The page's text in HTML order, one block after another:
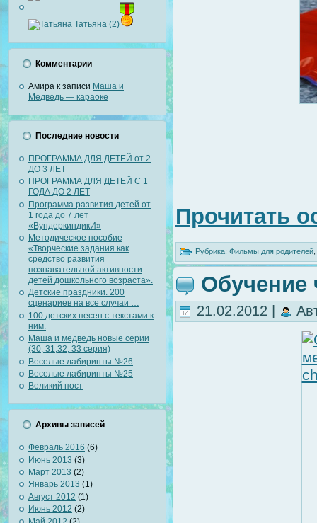
Татьяна (2)
Комментарии
Амира к записи Маша и
Медведь — караоке
Последние новости
ПРОГРАММА ДЛЯ ДЕТЕЙ от 2
ДО 3 ЛЕТ
ПРОГРАММА ДЛЯ ДЕТЕЙ С 1
ГОДА ДО 2 ЛЕТ
Программа развития детей от
1 года до 7 лет
«ВундеркиндикИ»
Методическое пособие
«Творческие задания как
средство развития
познавательной активности
детей дошкольного возраста».
Детские праздники. 200
сценариев на все случаи …
100 детских песен с текстами к
ним.
Маша и медведь новые серии
(30, 31,32, 33 серия)
Веселые лабиринты №26
Веселые лабиринты №25
Великий пост
Архивы записей
Февраль 2016 (6)
Июнь 2013 (3)
Март 2013 (2)
Январь 2013 (1)
Август 2012 (1)
Июнь 2012 (2)
Прочитать
Рубрика: Фильмы для родителей
Обучение
21.02.2012 |